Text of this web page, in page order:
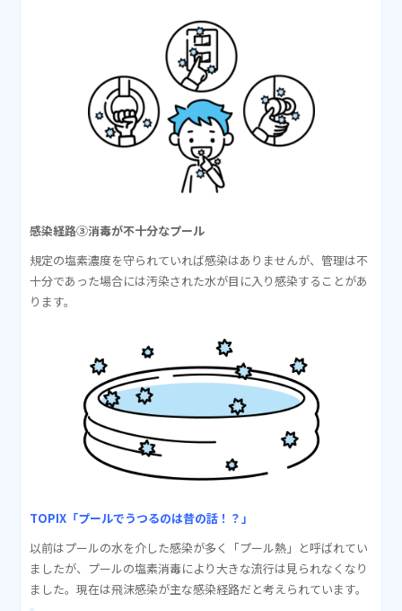
感染経路③消毒が不十分なプール
規定の塩素濃度を守られていれば感染はありませんが、管理は不
十分であった場合には汚染された水が目に入り感染することがあ
ります。
TOPIX「プールでうつるのは昔の話！？」
以前はプールの水を介した感染が多く「プール熱」と呼ばれてい
ましたが、プールの塩素消毒により大きな流行は見られなくなり
ました。現在は飛沫感染が主な感染経路だと考えられています。